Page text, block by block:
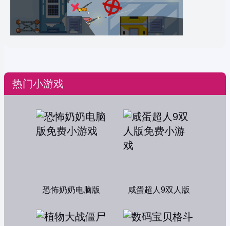
热门小游戏
恐怖奶奶电脑版 咸蛋超人9双人版